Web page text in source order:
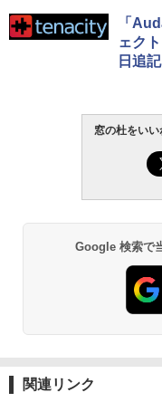
ン
ク
な
￥
シ
「
ェク
日追記
窓の杜をい
Google 検索で
関連リンク